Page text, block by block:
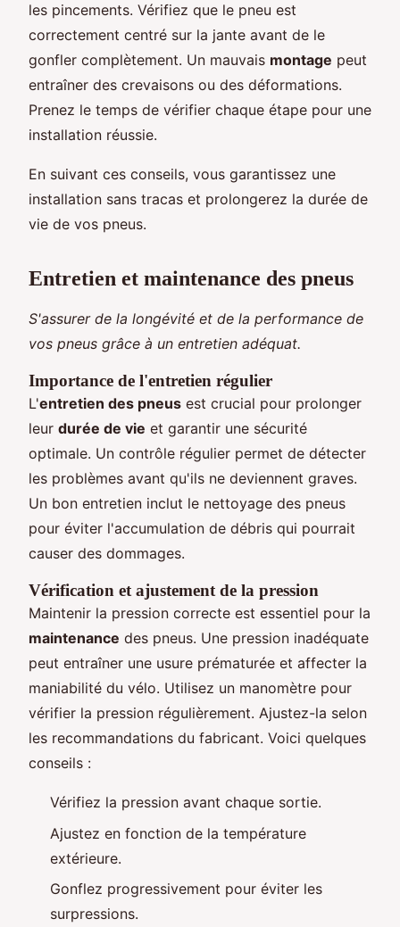
les pincements. Vérifiez que le pneu est
correctement centré sur la jante avant de le
gonfler complètement. Un mauvais montage peut
entraîner des crevaisons ou des déformations.
Prenez le temps de vérifier chaque étape pour une
installation réussie.
En suivant ces conseils, vous garantissez une
installation sans tracas et prolongerez la durée de
vie de vos pneus.
Entretien et maintenance des pneus
S'assurer de la longévité et de la performance de
vos pneus grâce à un entretien adéquat.
Importance de l'entretien régulier
L'entretien des pneus est crucial pour prolonger
leur durée de vie et garantir une sécurité
optimale. Un contrôle régulier permet de détecter
les problèmes avant qu'ils ne deviennent graves.
Un bon entretien inclut le nettoyage des pneus
pour éviter l'accumulation de débris qui pourrait
causer des dommages.
Vérification et ajustement de la pression
Maintenir la pression correcte est essentiel pour la
maintenance des pneus. Une pression inadéquate
peut entraîner une usure prématurée et affecter la
maniabilité du vélo. Utilisez un manomètre pour
vérifier la pression régulièrement. Ajustez-la selon
les recommandations du fabricant. Voici quelques
conseils :
Vérifiez la pression avant chaque sortie.
Ajustez en fonction de la température
extérieure.
Gonflez progressivement pour éviter les
surpressions.